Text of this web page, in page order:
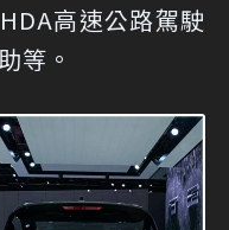
高速公路駕駛
等。